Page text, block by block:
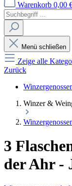
Warenkorb 0,00
Menü schließen
Zeige alle
Zurück
Winzer &
3
der Ahr -